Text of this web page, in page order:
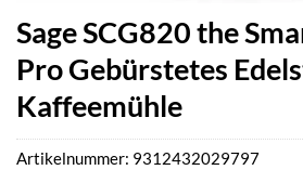
Sage SCG820 the
Pro Gebürstetes
Kaffeemühle
Artikelnummer: 9312432029797